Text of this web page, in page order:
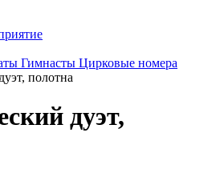
Гимнасты Цирковые номера
полотна
дуэт,